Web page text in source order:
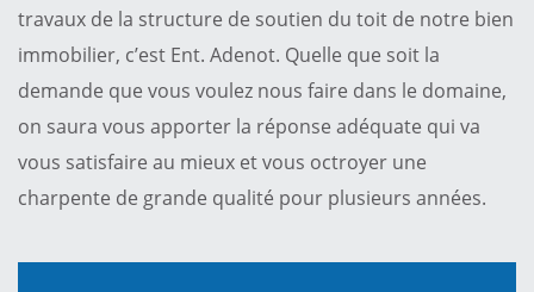
travaux de la structure de soutien du toit de notre bien
immobilier, c’est Ent. Adenot. Quelle que soit la
demande que vous voulez nous faire dans le domaine,
on saura vous apporter la réponse adéquate qui va
vous satisfaire au mieux et vous octroyer une
charpente de grande qualité pour plusieurs années.